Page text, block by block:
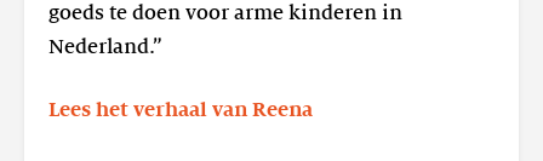
goeds te doen voor arme kinderen in
Nederland.”
Lees het verhaal van Reena